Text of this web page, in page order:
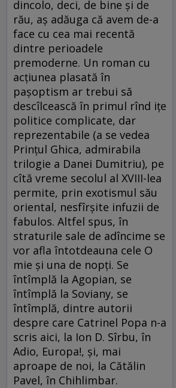
dincolo, deci, de bine și de
rău, aș adăuga că avem de-a
face cu cea mai recentă
dintre perioadele
premoderne. Un roman cu
acțiunea plasată în
pașoptism ar trebui să
descîlcească în primul rînd ițe
politice complicate, dar
reprezentabile (a se vedea
Prințul Ghica, admirabila
trilogie a Danei Dumitriu), pe
cîtă vreme secolul al XVIII-lea
permite, prin exotismul său
oriental, nesfîrșite infuzii de
fabulos. Altfel spus, în
straturile sale de adîncime se
vor afla întotdeauna cele O
mie și una de nopți. Se
întîmplă la Agopian, se
întîmplă la Soviany, se
întîmplă, dintre autorii
despre care Catrinel Popa n-a
scris aici, la Ion D. Sîrbu, în
Adio, Europa!, și, mai
aproape de noi, la Cătălin
Pavel, în Chihlimbar.